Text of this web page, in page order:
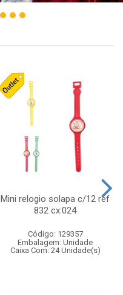
Mini relogio solapa c/12 ref
832 cx:024
Código: 129357
Embalagem: Unidade
Caixa Com: 24 Unidade(s)